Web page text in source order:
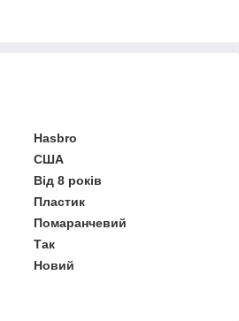
Hasbro
США
Від 8 років
Пластик
Помаранчевий
Так
Новий